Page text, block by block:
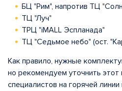
БЦ "Рим", напротив ТЦ
ТЦ "Луч"
ТРЦ "iMALL Эспланада"
ТЦ "Седьмое небо" (ост.
Как правило, нужные
но рекомендуем уточнить этот
специалистов на горячей